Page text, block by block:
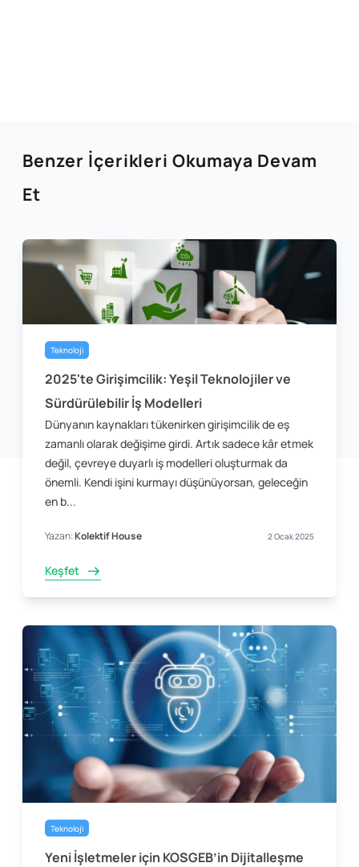
Benzer İçerikleri Okumaya Devam
Et
Teknoloji
2025'te Girişimcilik: Yeşil Teknolojiler ve
Sürdürülebilir İş Modelleri
Dünyanın kaynakları tükenirken girişimcilik de eş
zamanlı olarak değişime girdi. Artık sadece kâr etmek
değil, çevreye duyarlı iş modelleri oluşturmak da
önemli. Kendi işini kurmayı düşünüyorsan, geleceğin
en b...
Yazan:Kolektif House 2 Ocak 2025
Keşfet
Teknoloji
Yeni İşletmeler için KOSGEB’in Dijitalleşme